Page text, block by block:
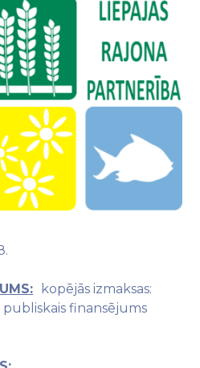
kopējās izmaksas:
finansējums